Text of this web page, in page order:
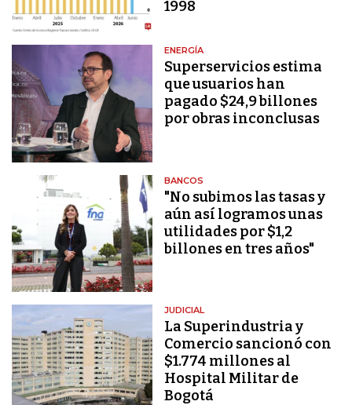
1998
ENERGÍA
Superservicios estima
que usuarios han
pagado $24,9 billones
por obras inconclusas
BANCOS
"No subimos las tasas y
aún así logramos unas
utilidades por $1,2
billones en tres años"
JUDICIAL
La Superindustria y
Comercio sancionó con
$1.774 millones al
Hospital Militar de
Bogotá